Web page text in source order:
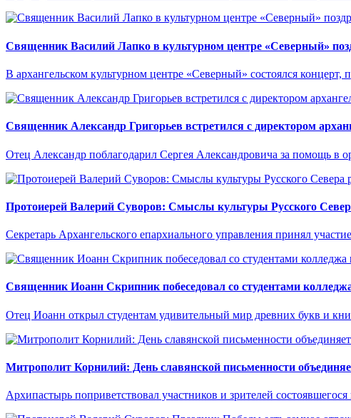
Священник Василий Лапко в культурном центре «Северный»
В архангельском культурном центре «Северный» состоялся
Священник Александр Григорьев встретился с директором
Отец Александр поблагодарил Сергея Александровича за помощь в
Протоиерей Валерий Суворов: Смыслы культуры Русского
Секретарь Архангельского епархиального управления принял
Священник Иоанн Скрипник побеседовал со студентами
Отец Иоанн открыл студентам удивительный мир древних букв и
Митрополит Корнилий: День славянской письменности
Архипастырь поприветствовал участников и зрителей